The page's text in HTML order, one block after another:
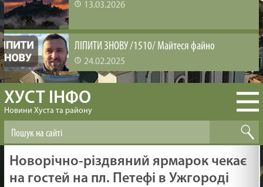
13.03.2026
ЛІПИТИ ЗНОВУ /1510/ Майтеся файно
24.02.2025
ВИРОЩУВАННЯ ЛЮДЕЙ /1509/ Майтеся файно
БІБЛІЯ ЗМІНЮЄ /1508/ Майтеся файно
24.02.2025
ХУСТ ІНФО
Новини Хуста та району
Новорічно-різдвяний ярмарок чекає
на гостей на пл. Петефі в Ужгороді